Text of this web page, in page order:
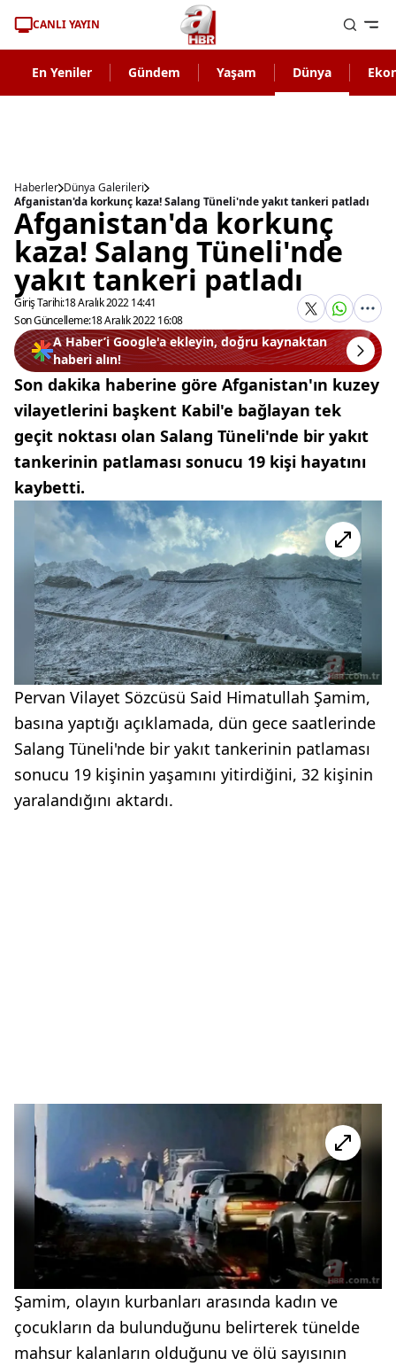
CANLI YAYIN
En Yeniler Gündem Yaşam Dünya
Haberler Dünya Galerileri
Afganistan'da korkunç kaza! Salang Tüneli'nde yakıt tankeri patladı
Afganistan'da korkunç
kaza! Salang Tüneli'nde
yakıt tankeri patladı
Giriş Tarihi:18 Aralık 2022 14:41
Son Güncelleme:18 Aralık 2022 16:08
A Haber’i Google'a ekleyin, doğru kaynaktan
haberi alın!
Son dakika haberine göre Afganistan'ın kuzey
vilayetlerini başkent Kabil'e bağlayan tek
geçit noktası olan Salang Tüneli'nde bir yakıt
tankerinin patlaması sonucu 19 kişi hayatını
kaybetti.
Pervan Vilayet Sözcüsü Said Himatullah Şamim,
basına yaptığı açıklamada, dün gece saatlerinde
Salang Tüneli'nde bir yakıt tankerinin patlaması
sonucu 19 kişinin yaşamını yitirdiğini, 32 kişinin
yaralandığını aktardı.
Şamim, olayın kurbanları arasında kadın ve
çocukların da bulunduğunu belirterek tünelde
mahsur kalanların olduğunu ve ölü sayısının